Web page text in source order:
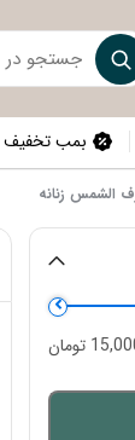
بمب تخفیف
الشمس زنانه
تومان